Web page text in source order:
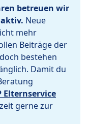
betreuen wir
Neue
mehr
Beiträge der
bestehen
Damit du
Elternservice
gerne zur